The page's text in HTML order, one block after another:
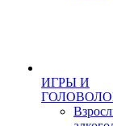
ИГРЫ И